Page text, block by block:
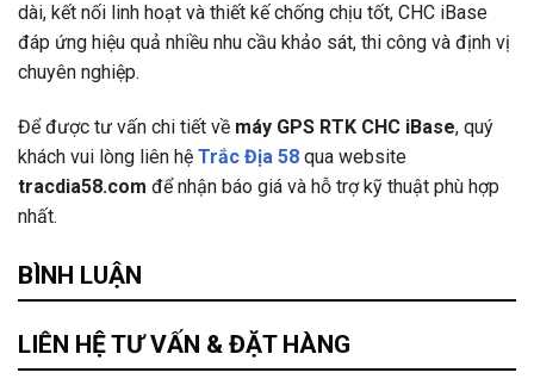
dài, kết nối linh hoạt và thiết kế chống chịu tốt, CHC iBase
đáp ứng hiệu quả nhiều nhu cầu khảo sát, thi công và định vị
chuyên nghiệp.
Để được tư vấn chi tiết về máy GPS RTK CHC iBase, quý
khách vui lòng liên hệ Trắc Địa 58 qua website
tracdia58.com để nhận báo giá và hỗ trợ kỹ thuật phù hợp
nhất.
BÌNH LUẬN
LIÊN HỆ TƯ VẤN & ĐẶT HÀNG